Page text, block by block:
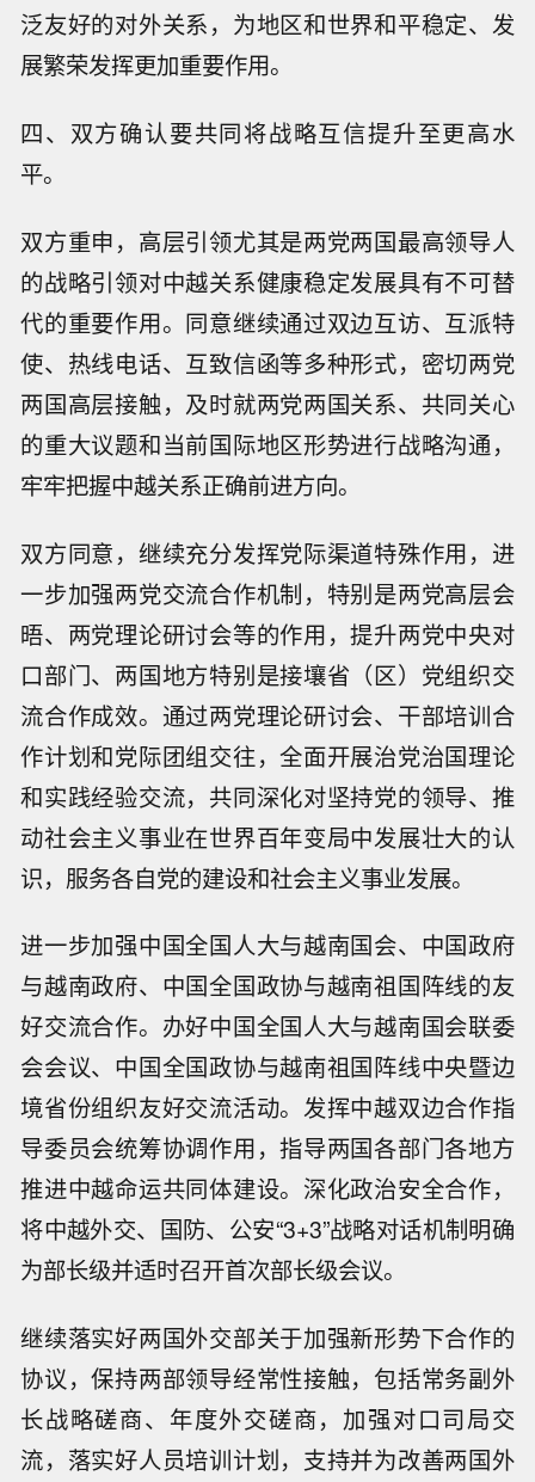
泛友好的对外关系，为地区和世界和平稳定、发
展繁荣发挥更加重要作用。
四、双方确认要共同将战略互信提升至更高水
平。
双方重申，高层引领尤其是两党两国最高领导人
的战略引领对中越关系健康稳定发展具有不可替
代的重要作用。同意继续通过双边互访、互派特
使、热线电话、互致信函等多种形式，密切两党
两国高层接触，及时就两党两国关系、共同关心
的重大议题和当前国际地区形势进行战略沟通，
牢牢把握中越关系正确前进方向。
双方同意，继续充分发挥党际渠道特殊作用，进
一步加强两党交流合作机制，特别是两党高层会
晤、两党理论研讨会等的作用，提升两党中央对
口部门、两国地方特别是接壤省（区）党组织交
流合作成效。通过两党理论研讨会、干部培训合
作计划和党际团组交往，全面开展治党治国理论
和实践经验交流，共同深化对坚持党的领导、推
动社会主义事业在世界百年变局中发展壮大的认
识，服务各自党的建设和社会主义事业发展。
进一步加强中国全国人大与越南国会、中国政府
与越南政府、中国全国政协与越南祖国阵线的友
好交流合作。办好中国全国人大与越南国会联委
会会议、中国全国政协与越南祖国阵线中央暨边
境省份组织友好交流活动。发挥中越双边合作指
导委员会统筹协调作用，指导两国各部门各地方
推进中越命运共同体建设。深化政治安全合作，
将中越外交、国防、公安“3+3”战略对话机制明确
为部长级并适时召开首次部长级会议。
继续落实好两国外交部关于加强新形势下合作的
协议，保持两部领导经常性接触，包括常务副外
长战略磋商、年度外交磋商，加强对口司局交
流，落实好人员培训计划，支持并为改善两国外